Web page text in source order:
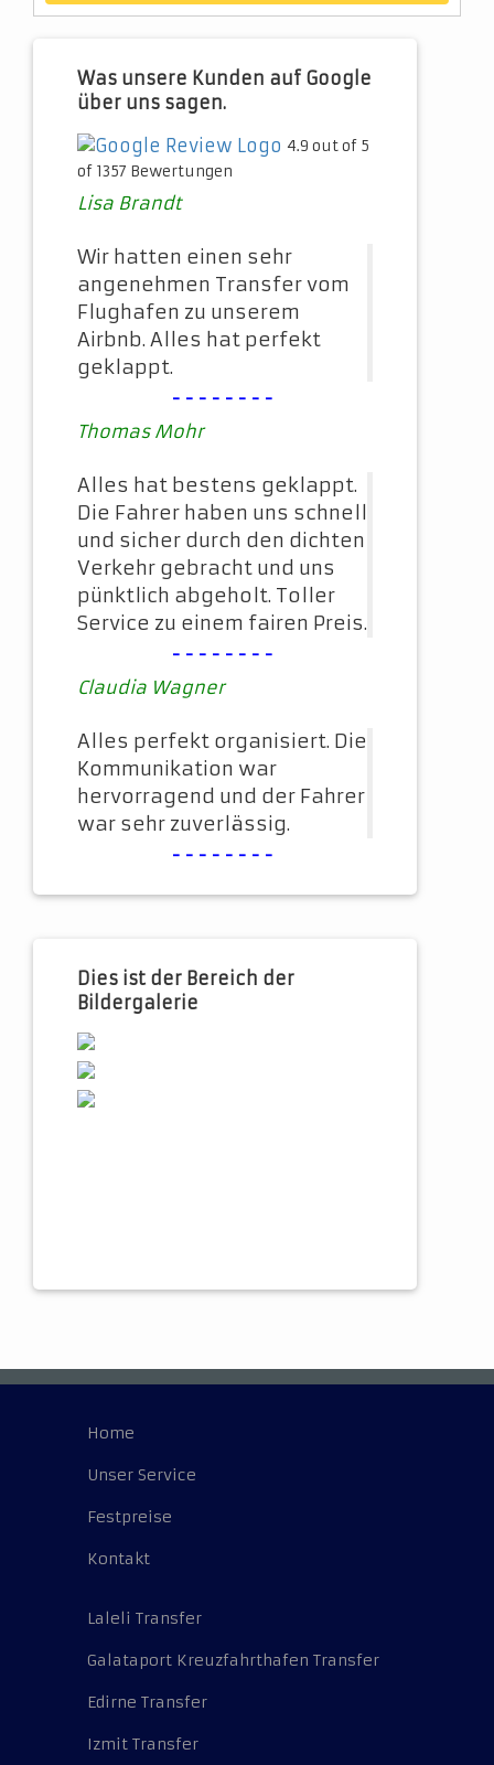
Was unsere Kunden auf Google
über uns sagen.
4.9 out of 5
of 1357 Bewertungen
Lisa Brandt
Wir hatten einen sehr
angenehmen Transfer vom
Flughafen zu unserem
Airbnb. Alles hat perfekt
geklappt.
--------
Thomas Mohr
Alles hat bestens geklappt.
Die Fahrer haben uns schnell
und sicher durch den dichten
Verkehr gebracht und uns
pünktlich abgeholt. Toller
Service zu einem fairen Preis.
--------
Claudia Wagner
Alles perfekt organisiert. Die
Kommunikation war
hervorragend und der Fahrer
war sehr zuverlässig.
--------
Dies ist der Bereich der
Bildergalerie
Home
Unser Service
Festpreise
Kontakt
Laleli Transfer
Galataport Kreuzfahrthafen Transfer
Edirne Transfer
Izmit Transfer